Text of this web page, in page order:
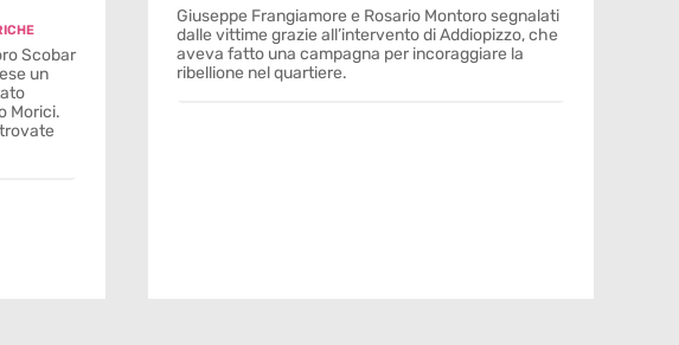
Scobar
un
Morici.
Giuseppe Frangiamore e Rosario Montoro segnalati
dalle vittime grazie all’intervento di Addiopizzo, che
aveva fatto una campagna per incoraggiare la
ribellione nel quartiere.